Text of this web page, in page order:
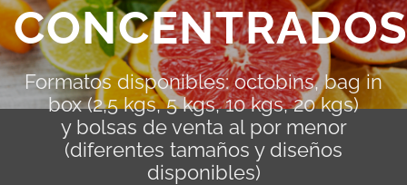
Formatos disponibles: octobins, bag in
box (2,5 kgs, 5 kgs, 10 kgs, 20 kgs)
y bolsas de venta al por menor
(diferentes tamaños y diseños
disponibles)